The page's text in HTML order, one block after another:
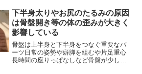
下半身太りやお尻のたるみの原因
は骨盤開き等の体の歪みが大きく
影響している
骨盤は上半身と下半身をつなぐ重要なパ
ーツ日常の姿勢や癖脚を組むや片足重心
長時間の座りっぱなしなど骨盤が少しず